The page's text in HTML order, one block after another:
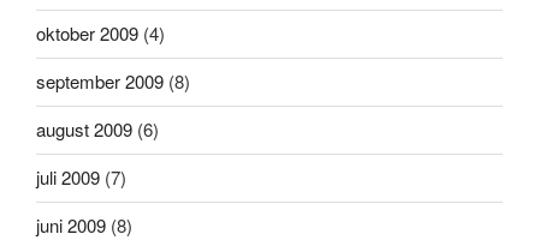
oktober 2009 (4)
september 2009 (8)
august 2009 (6)
juli 2009 (7)
juni 2009 (8)